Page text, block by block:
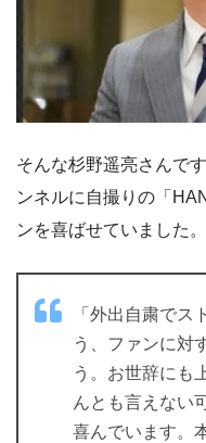
そんな杉野遥亮さんで
ンネルに自撮りの「
ンを喜ばせていました。
「外出自粛でス
う、ファンに対
う。お世辞にも
んとも言えない
喜んでいます。